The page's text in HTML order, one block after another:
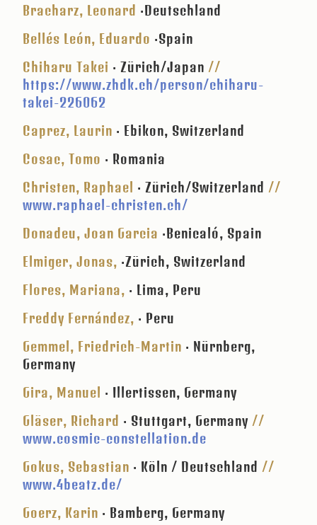
Bracharz, Leonard ·Deutschland
Bellés León, Eduardo ·Spain
Chiharu Takei · Zürich/Japan //
https://www.zhdk.ch/person/chiharu-
takei-226062
Caprez, Laurin · Ebikon, Switzerland
Cosac, Tomo · Romania
Christen, Raphael · Zürich/Switzerland //
www.raphael-christen.ch/
Donadeu, Joan Garcia ·Benicaló, Spain
Elmiger, Jonas, ·Zürich, Switzerland
Flores, Mariana, · Lima, Peru
Freddy Fernández, · Peru
Gemmel, Friedrich-Martin · Nürnberg,
Germany
Gira, Manuel · Illertissen, Germany
Gläser, Richard · Stuttgart, Germany //
www.cosmic-constellation.de
Gokus, Sebastian · Köln / Deutschland //
www.4beatz.de/
Goerz, Karin · Bamberg, Germany